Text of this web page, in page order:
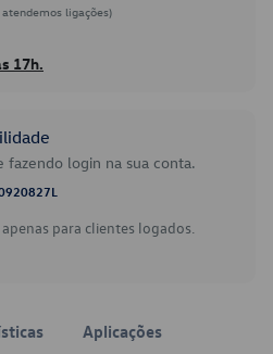
ligações)
17h.
fazendo login na sua conta.
para clientes logados.
Aplicações